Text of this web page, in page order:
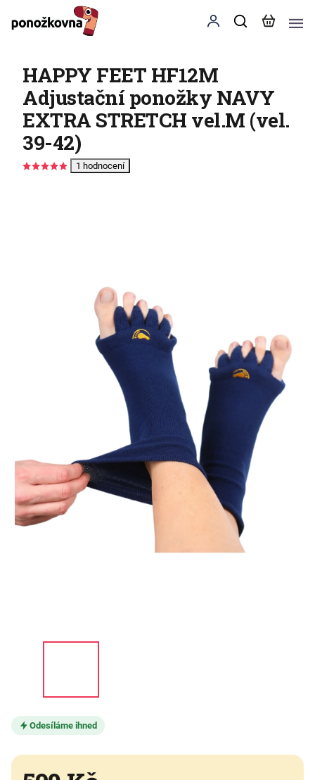
HAPPY FEET HF12M
Adjustační ponožky NAVY
EXTRA STRETCH vel.M (vel.
39-42)
1 hodnocení
Odesíláme ihned